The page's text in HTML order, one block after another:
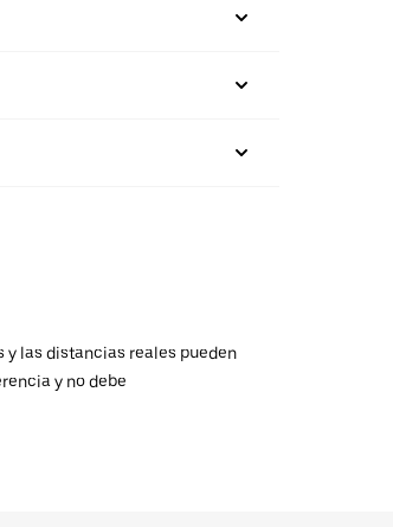
y las distancias reales pueden
y no debe